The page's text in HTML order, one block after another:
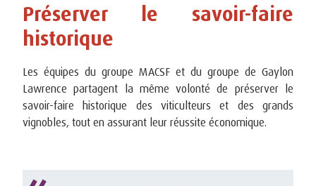
Préserver le savoir-faire
historique
Les équipes du groupe MACSF et du groupe de Gaylon
Lawrence partagent la même volonté de préserver le
savoir-faire historique des viticulteurs et des grands
vignobles, tout en assurant leur réussite économique.